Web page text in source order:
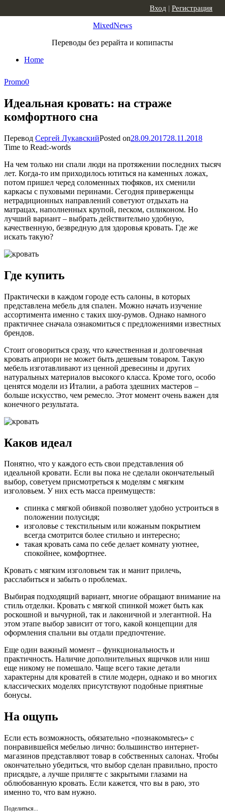
MixedNews
Переводы без рерайта и копипасты
Home
Вход | Регистрация
Promo0
Идеальная кровать: на страже
комфортного сна
Перевод Сергей ЛукавскийPosted on28.09.201728.11.2018
Time to Read:-words
На чем только ни спали люди на протяжении последних тысяч
лет. Когда-то им приходилось ютиться на каменных ложах,
потом пришел черед соломенных тюфяков, их сменили
каркасы с пуховыми перинами. Сегодня приверженцы
нетрадиционных направлений советуют отдыхать на
матрацах, наполненных крупой, песком, силиконом. Но
лучший вариант – выбрать действительно удобную,
качественную, безвредную для здоровья кровать. Где же
искать такую?
Где купить
Практически в каждом городе есть салоны, в которых
представлена мебель для спален. Можно начать изучение
ассортимента именно с таких шоу-румов. Однако намного
практичнее сначала ознакомиться с предложениями известных
брендов.
Стоит оговориться сразу, что качественная и долговечная
кровать априори не может быть дешевым товаром. Такую
мебель изготавливают из ценной древесины и других
натуральных материалов высокого класса. Кроме того, особо
ценятся модели из Италии, а работа здешних мастеров –
больше искусство, чем ремесло. Этот момент очень важен для
конечного результата.
Каков идеал
Понятно, что у каждого есть свои представления об
идеальной кровати. Если вы пока не сделали окончательный
выбор, советуем присмотреться к моделям с мягким
изголовьем. У них есть масса преимуществ:
спинка с мягкой обивкой позволяет удобно устроиться в
положении полусидя;
изголовье с текстильным или кожаным покрытием
всегда смотрится более стильно и интересно;
такая кровать сама по себе делает комнату уютнее,
спокойнее, комфортнее.
Кровать с мягким изголовьем так и манит прилечь,
расслабиться и забыть о проблемах.
Выбирая подходящий вариант, многие обращают внимание на
стиль отделки. Кровать с мягкой спинкой может быть как
роскошной и вычурной, так и лаконичной и элегантной. На
этом этапе выбор зависит от того, какой концепции для
оформления спальни вы отдали предпочтение.
Еще один важный момент – функциональность и
практичность. Наличие дополнительных ящичков или ниш
еще никому не помешало. Чаще всего такие детали
характерны для кроватей в стиле модерн, однако и во многих
классических моделях присутствуют подобные приятные
бонусы.
На ощупь
Если есть возможность, обязательно «познакомьтесь» с
понравившейся мебелью лично: большинство интернет-
магазинов представляют товар в собственных салонах. Чтобы
окончательно убедиться, что выбор сделан правильно, просто
присядьте, а лучше прилягте с закрытыми глазами на
облюбованную кровать. Если кажется, что вы в раю, это
именно то, что вам нужно.
Поделиться...